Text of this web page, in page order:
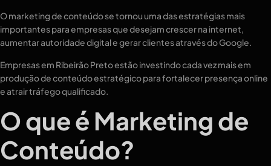
O marketing de conteúdo se tornou uma das estratégias mais
importantes para empresas que desejam crescer na internet,
aumentar autoridade digital e gerar clientes através do Google.
Empresas em Ribeirão Preto estão investindo cada vez mais em
produção de conteúdo estratégico para fortalecer presença online
e atrair tráfego qualificado.
O que é Marketing de
Conteúdo?